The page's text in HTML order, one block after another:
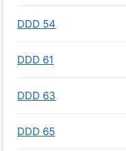
DDD 54
DDD 61
DDD 63
DDD 65